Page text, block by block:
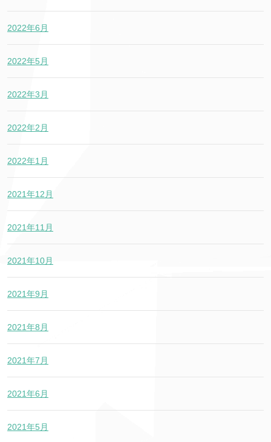
2022年6月
2022年5月
2022年3月
2022年2月
2022年1月
2021年12月
2021年11月
2021年10月
2021年9月
2021年8月
2021年7月
2021年6月
2021年5月